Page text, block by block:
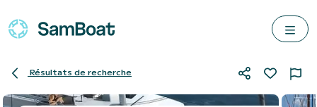
Résultats de recherche